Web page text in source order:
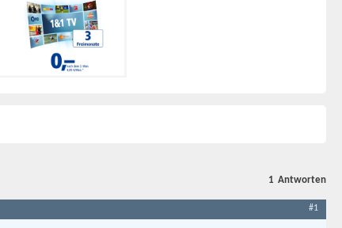
1 Antworten
#1